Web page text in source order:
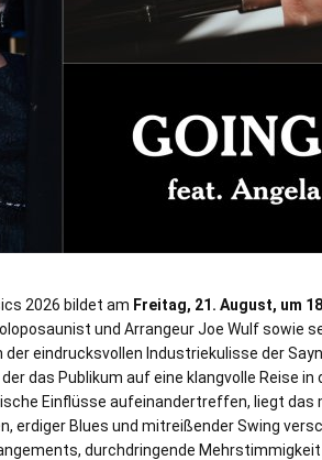
2026 bildet am Freitag, 21. August, um
und Arrangeur Joe Wulf sowie
der eindrucksvollen Industriekulisse der
das Publikum auf eine klangvolle Reise
Einflüsse aufeinandertreffen, liegt das
erdiger Blues und mitreißender Swing
durchdringende